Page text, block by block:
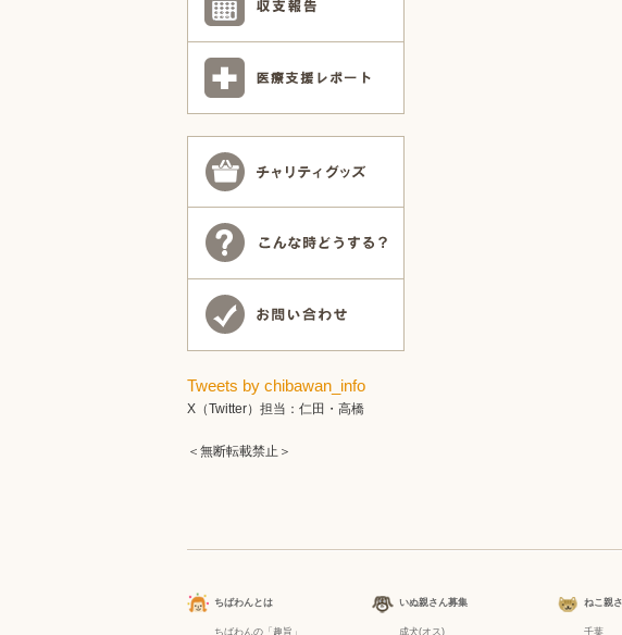
Tweets by chibawan_info
X（Twitter）担当：仁田・高橋
＜無断転載禁止＞
ちばわんとは
ちばわんの「趣旨」
いぬ親さん募集
成犬(オス)
ねこ親
千葉